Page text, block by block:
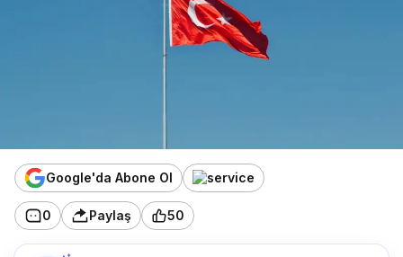
Google'da Abone Ol
0 Paylaş 50